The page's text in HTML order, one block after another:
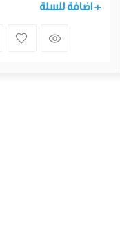
+ اضافة للسلة